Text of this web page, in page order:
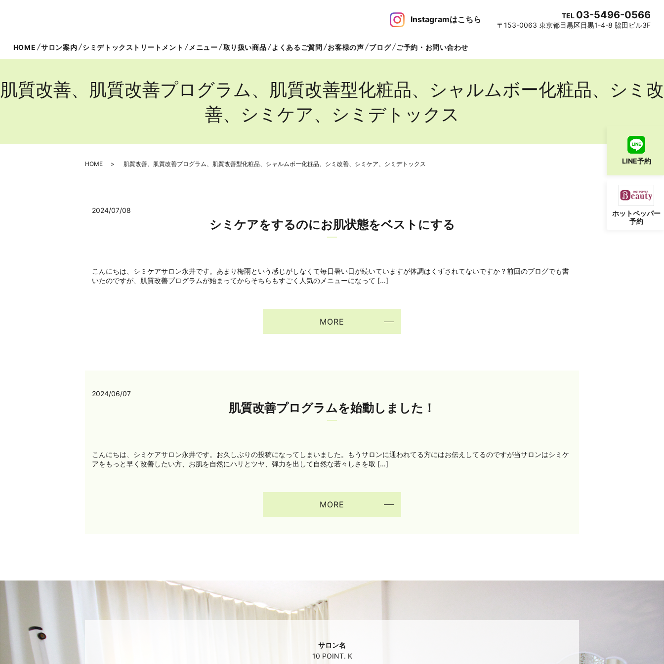
HOME サロン案内 シミデトックストリートメント メニュー 取り扱い商品 よくあるご質問 お客様の声 ブログ ご予約・お問い合わせ
Instagramはこちら TEL 03-5496-0566
〒153-0063 東京都目黒区目黒1-4-8 脇田ビル3F
LINE予約
ホットペッパー
予約
肌質改善、肌質改善プログラム、肌質改善型化粧品、シャルムボー化粧品、シミ改
善、シミケア、シミデトックス
HOME 肌質改善、肌質改善プログラム、肌質改善型化粧品、シャルムボー化粧品、シミ改善、シミケア、シミデトックス
2024/07/08
シミケアをするのにお肌状態をベストにする
こんにちは、シミケアサロン永井です。あまり梅雨という感じがしなくて毎日暑い日が続いていますが体調はくずされてないですか？前回のブログでも書
いたのですが、肌質改善プログラムが始まってからそちらもすごく人気のメニューになって […]
MORE
2024/06/07
肌質改善プログラムを始動しました！
こんにちは、シミケアサロン永井です。お久しぶりの投稿になってしまいました。もうサロンに通われてる方にはお伝えしてるのですが当サロンはシミケ
アをもっと早く改善したい方、お肌を自然にハリとツヤ、弾力を出して自然な若々しさを取 […]
MORE
サロン名
10 POINT. K